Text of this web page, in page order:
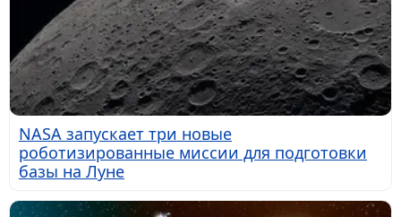
NASA запускает три новые
роботизированные миссии для подготовки
базы на Луне